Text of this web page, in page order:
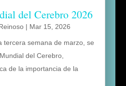
del Cerebro 2026
| Mar 15, 2026
tercera semana de marzo, se
del Cerebro,
de la importancia de la